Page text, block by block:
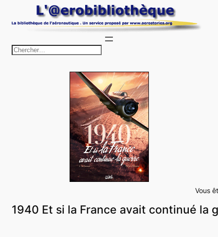
au
c
h
e
r
c
h
e
r
Vous
1940 Et si la France avait continué la